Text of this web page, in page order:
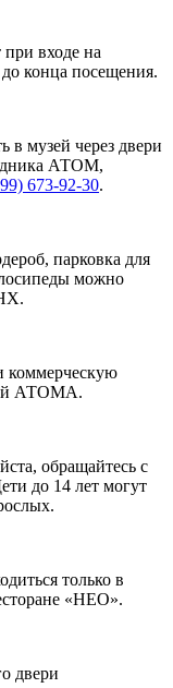
при входе на
конца посещения.
в музей через двери
АТОМ,
673-92-30.
парковка для
можно
коммерческую
АТОМА.
обращайтесь с
до 14 лет могут
только в
«НЕО».
двери